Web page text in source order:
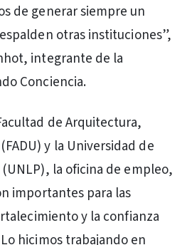
de generar siempre un
otras instituciones”,
integrante de la
Conciencia.
de Arquitectura,
y la Universidad de
la oficina de empleo,
importantes para las
y la confianza
hicimos trabajando en